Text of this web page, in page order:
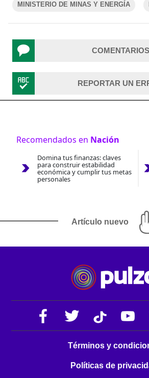
MINISTERIO DE MINAS Y ENERGÍA
COMENTARIOS
REPORTAR UN
Recomendados en Nación
Domina tus finanzas: claves
para construir estabilidad
económica y cumplir tus metas
personales
Artículo nuevo
Términos y
Políticas de